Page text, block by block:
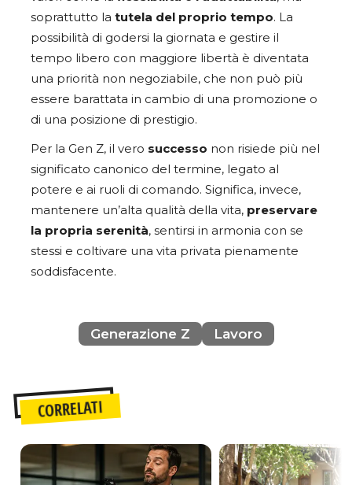
soprattutto la tutela del proprio tempo. La
possibilità di godersi la giornata e gestire il
tempo libero con maggiore libertà è diventata
una priorità non negoziabile, che non può più
essere barattata in cambio di una promozione o
di una posizione di prestigio.
Per la Gen Z, il vero successo non risiede più nel
significato canonico del termine, legato al
potere e ai ruoli di comando. Significa, invece,
mantenere un’alta qualità della vita, preservare
la propria serenità, sentirsi in armonia con se
stessi e coltivare una vita privata pienamente
soddisfacente.
Generazione Z Lavoro
CORRELATI